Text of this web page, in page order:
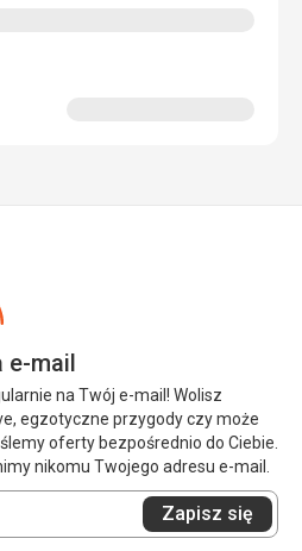
gra. Obsługa miła, sumienna,
e-mail
na Twój e-mail! Wolisz
egzotyczne przygody czy może
oferty bezpośrednio do Ciebie.
nikomu Twojego adresu e-mail.
Zapisz się